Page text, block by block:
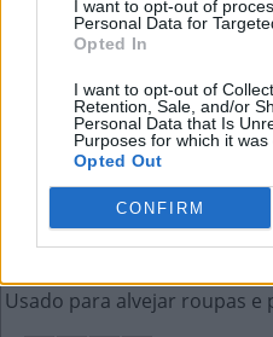
I want to opt-out of
Personal Data for
Opted In
I want to opt-out of
Retention, Sale, and/or
Personal Data that Is
Purposes for which it was
Opted Out
CONFIRM
A N Ó
Iniciais da apresentadora
C
O Reymond que atua em Ilha
C
A U
Ã
Usado para alvejar roupas